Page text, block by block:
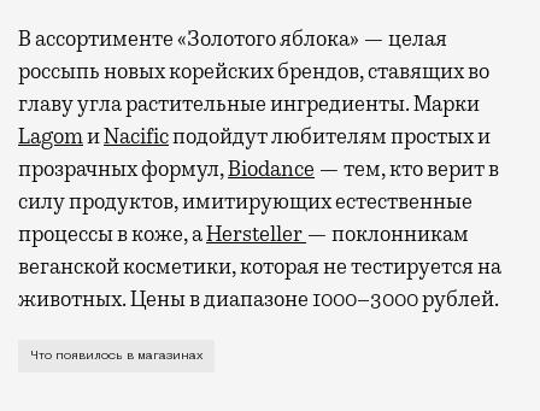
В ассортименте «Золотого яблока» — целая
россыпь новых корейских брендов, ставящих во
главу угла растительные ингредиенты. Марки
LagomиNacificподойдут любителям простых и
прозрачных формул,Biodance — тем, кто верит в
силу продуктов, имитирующих естественные
процессы в коже, аHersteller — поклонникам
веганской косметики, которая не тестируется на
животных. Цены в диапазоне 1000–3000 рублей.
А также шляпы с вуалью, бриллианты со смыслом
Что появилось в магазинах